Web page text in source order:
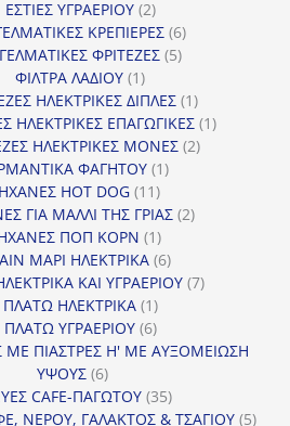
ΕΣΤΙΕΣ ΥΓΡΑΕΡΙΟΥ 22
προϊόντα
ΚΡΕΠΙΕΡΕΣ 66
προϊόντα
ΦΡΙΤΕΖΕΣ 55
ΦΙΛΤΡΑ ΛΑΔΙΟΥ 11
προϊόν
ΗΛΕΚΤΡΙΚΕΣ ΔΙΠΛΕΣ 11
προϊόν
ΗΛΕΚΤΡΙΚΕΣ ΕΠΑΓΩΓΙΚΕΣ 11
ΗΛΕΚΤΡΙΚΕΣ ΜΟΝΕΣ 22
ΦΑΓΗΤΟΥ 11
HOT DOG 1111
προϊόντα
ΓΙΑ ΜΑΛΛΙ ΤΗΣ ΓΡΙΑΣ 22
ΠΟΠ ΚΟΡΝ 11
προϊόν
ΜΑΡΙ ΗΛΕΚΤΡΙΚΑ 66
προϊόντα
ΚΑΙ ΥΓΡΑΕΡΙΟΥ 77
ΠΛΑΤΩ ΗΛΕΚΤΡΙΚΑ 11
προϊόν
ΠΛΑΤΩ ΥΓΡΑΕΡΙΟΥ 66
προϊόντα
ΠΙΑΣΤΡΕΣ Η' ΜΕ ΑΥΞΟΜΕΙΩΣΗ
ΥΨΟΥΣ 66
προϊόντα
CAFE-ΠΑΓΩΤΟΥ 3535
προϊόντα
ΝΕΡΟΥ, ΓΑΛΑΚΤΟΣ & ΤΣΑΓΙΟΥ 55